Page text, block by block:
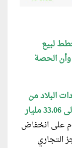
لبيع
وأن الحصة
البلاد من
تصدير الطاقة ارتفعت 18.42% في 2017 إلى 33.06 مليار
على انخفاض
التجاري